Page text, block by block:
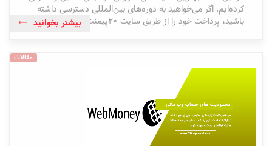
کرده‌ایم. اگر می‌خواهید به دوره‌های بین‌المللی دسترسی داشته
باشید، پرداخت خود را از طریق سایت 20پیمنت انجام دهید.
بیشتر بخوانید
مقالات